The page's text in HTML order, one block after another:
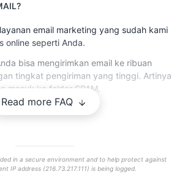
Read more FAQ
email marketing yang sudah kami
online seperti Anda.
bisa mengirimkan email ke ribuan
tingkat pengiriman yang tinggi. Artinya
masuk ke folder SPAM.
hubungan yang lebih baik ke
juga berisi forum dimana Anda
jawab dengan kami dan sesama email
in a secure environment and to help protect against
IP address (216.73.217.111) is being logged.